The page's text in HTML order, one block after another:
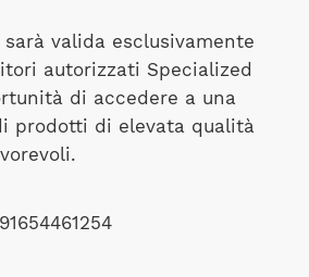
valida esclusivamente
autorizzati Specialized
di accedere a una
prodotti di elevata qualità